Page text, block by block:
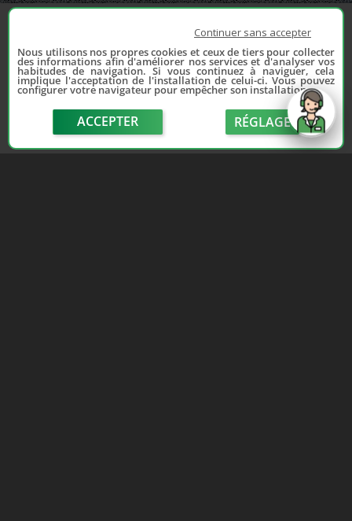
Continuer sans accepter
Nous utilisons nos propres cookies et ceux de tiers pour collecter
des informations afin d'améliorer nos services et d'analyser vos
habitudes de navigation. Si vous continuez à naviguer, cela
implique l'acceptation de l'installation de celui-ci. Vous pouvez
configurer votre navigateur pour empêcher son installation.
ACCEPTER RÉGLAGE